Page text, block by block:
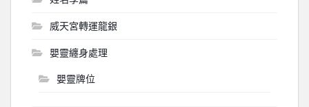
威天宮轉運龍銀
嬰靈纏身處理
嬰靈牌位